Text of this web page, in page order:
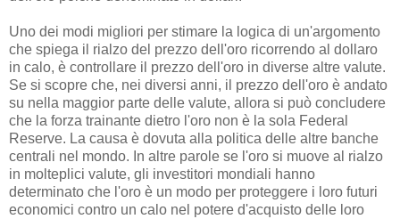
Uno dei modi migliori per stimare la logica di un'argomento
che spiega il rialzo del prezzo dell'oro ricorrendo al dollaro
in calo, è controllare il prezzo dell'oro in diverse altre valute.
Se si scopre che, nei diversi anni, il prezzo dell'oro è andato
su nella maggior parte delle valute, allora si può concludere
che la forza trainante dietro l'oro non è la sola Federal
Reserve. La causa è dovuta alla politica delle altre banche
centrali nel mondo. In altre parole se l'oro si muove al rialzo
in molteplici valute, gli investitori mondiali hanno
determinato che l'oro è un modo per proteggere i loro futuri
economici contro un calo nel potere d'acquisto delle loro